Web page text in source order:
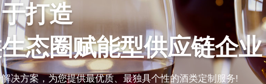
打造
态圈赋能型供应链企业
决方案，为您提供最优质、最独具个性的酒类定制服务!